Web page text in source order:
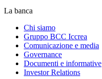
La banca
Chi siamo
Gruppo BCC Iccrea
Comunicazione e media
Governance
Documenti e informative
Investor Relations